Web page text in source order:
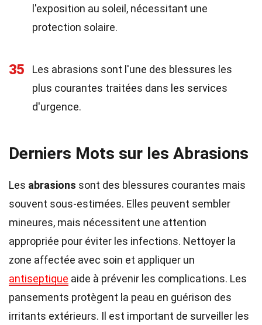
l'exposition au soleil, nécessitant une
protection solaire.
35
Les abrasions sont l'une des blessures les
plus courantes traitées dans les services
d'urgence.
Derniers Mots sur les Abrasions
Les abrasions sont des blessures courantes mais
souvent sous-estimées. Elles peuvent sembler
mineures, mais nécessitent une attention
appropriée pour éviter les infections. Nettoyer la
zone affectée avec soin et appliquer un
antiseptique aide à prévenir les complications. Les
pansements protègent la peau en guérison des
irritants extérieurs. Il est important de surveiller les